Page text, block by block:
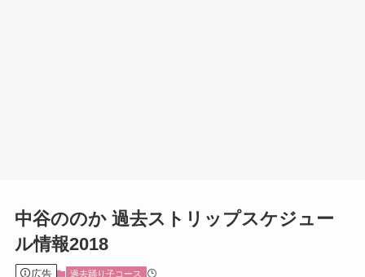
中谷ののか 過去ストリップスケジュー
ル情報2018
広告 過去踊り子コース